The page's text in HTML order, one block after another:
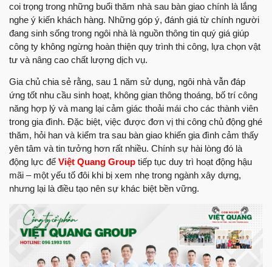
coi trọng trong những buổi thăm nhà sau bàn giao chính là lắng
nghe ý kiến khách hàng. Những góp ý, đánh giá từ chính người
đang sinh sống trong ngôi nhà là nguồn thông tin quý giá giúp
công ty không ngừng hoàn thiện quy trình thi công, lựa chọn vật
tư và nâng cao chất lượng dịch vụ.
Gia chủ chia sẻ rằng, sau 1 năm sử dụng, ngôi nhà vẫn đáp
ứng tốt nhu cầu sinh hoạt, không gian thông thoáng, bố trí công
năng hợp lý và mang lại cảm giác thoải mái cho các thành viên
trong gia đình. Đặc biệt, việc được đơn vị thi công chủ động ghé
thăm, hỏi han và kiểm tra sau bàn giao khiến gia đình cảm thấy
yên tâm và tin tưởng hơn rất nhiều. Chính sự hài lòng đó là
động lực để Việt Quang Group tiếp tục duy trì hoạt động hậu
mãi – một yếu tố đôi khi bị xem nhẹ trong ngành xây dựng,
nhưng lại là điều tạo nên sự khác biệt bền vững.